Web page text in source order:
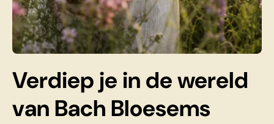
Verdiep je in de wereld
van Bach Bloesems